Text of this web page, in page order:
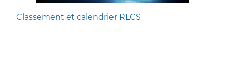
Classement et calendrier RLCS